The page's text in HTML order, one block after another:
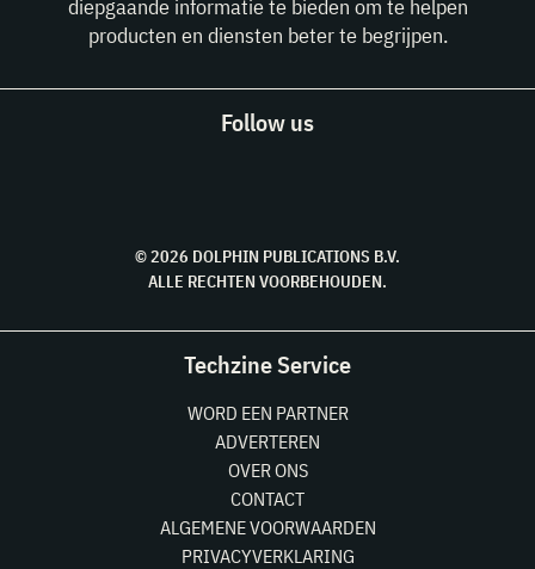
diepgaande informatie te bieden om te helpen
producten en diensten beter te begrijpen.
Follow us
© 2026 DOLPHIN PUBLICATIONS B.V.
ALLE RECHTEN VOORBEHOUDEN.
Techzine Service
WORD EEN PARTNER
ADVERTEREN
OVER ONS
CONTACT
ALGEMENE VOORWAARDEN
PRIVACYVERKLARING